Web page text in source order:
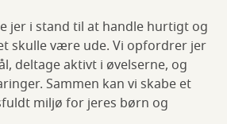
jer i stand til at handle hurtigt og
skulle være ude. Vi opfordrer jer
deltage aktivt i øvelserne, og
Sammen kan vi skabe et
miljø for jeres børn og